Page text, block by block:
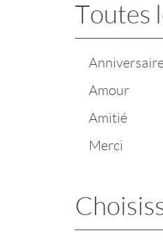
Toutes
Amour
Amitié
Merci